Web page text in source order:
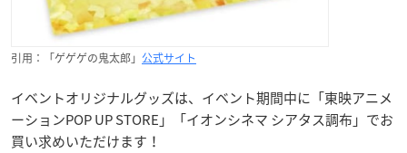
引用：「ゲゲゲの鬼太郎」 公式サイト
イベントオリジナルグッズは、イベント期間中に「東映アニメ
ーションPOP UP STORE」「イオンシネマ シアタス調布」でお
買い求めいただけます！